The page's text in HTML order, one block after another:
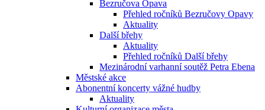
Bezručova Opava
Přehled ročníků Bezručovy Opavy
Aktuality
Další břehy
Aktuality
Přehled ročníků Další břehy
Mezinárodní varhanní soutěž Petra Ebena
Městské akce
Abonentní koncerty vážné hudby
Aktuality